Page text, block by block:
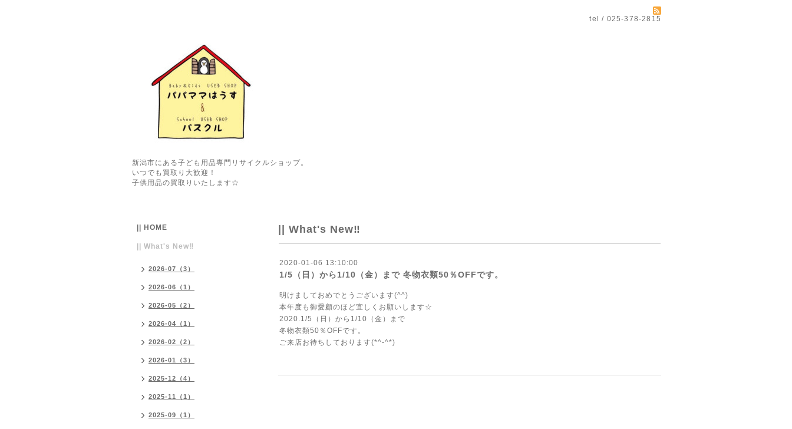
tel / 025-378-2815
新潟市にある子ども用品専門リサイクルショップ。
いつでも買取り大歓迎！
子供用品の買取りいたします☆
|| What's New‼
2020-01-06 13:10:00
1/5（日）から1/10（金）まで 冬物衣類50％OFFです。
明けましておめでとうございます(^^)
本年度も御愛顧のほど宜しくお願いします☆
2020.1/5（日）から1/10（金）まで
冬物衣類50％OFFです。
ご来店お待ちしております(*^-^*)
|| HOME
|| What's New‼
2026-07（3）
2026-06（1）
2026-05（2）
2026-04（1）
2026-02（2）
2026-01（3）
2025-12（4）
2025-11（1）
2025-09（1）